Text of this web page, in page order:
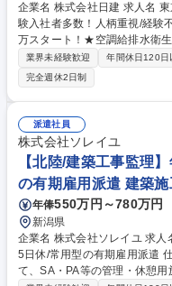
企業名 株式会社日建 求人名 東京/未経験歓迎【施工管理】年休125日/未経
験入社者多数！人柄重視/経験不問◎ 仕事の内容 ★未経験歓
万スタート！★空調給排水衛
管理、品質管理）をお任せし
け負うため、宿泊を伴う出張などはありませ
■各種書類の作成■施主・設計
合せ調整■工事の安全管理 な
で、自分のイメージ通りで進
範囲：当面変更なし 募集職種 東京/未経験歓迎【施工管理】年休125日/未
経験入社者多数！人柄重視/
業界未経験歓迎 年間休日120日
完全週休2日制
派遣社員
株式会社ソレイユ
【北陸/建築工事監理
の有期雇用派遣 建築施
年俸550万円～780万円
新潟県
企業名 株式会社ソレイユ 求人名 【北陸/建築工事監理】年収550万以上/12
5日休/常用型の有期雇用派遣 仕事の内容 高速道路事業者の支援業務とし
て、SA・PA等の管理・休憩